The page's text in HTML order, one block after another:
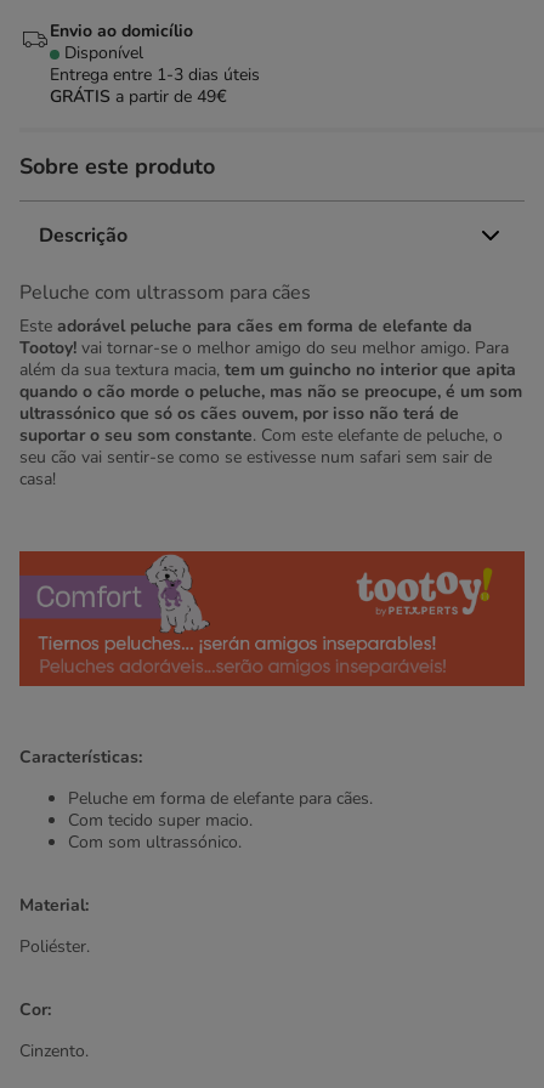
Envio ao domicílio
Disponível
Entrega entre 1-3 dias úteis
GRÁTIS a partir de 49€
Sobre este produto
Descrição
Peluche com ultrassom para cães
Este adorável peluche para cães em forma de elefante da
Tootoy! vai tornar-se o melhor amigo do seu melhor amigo. Para
além da sua textura macia, tem um guincho no interior que apita
quando o cão morde o peluche, mas não se preocupe, é um som
ultrassónico que só os cães ouvem, por isso não terá de
suportar o seu som constante. Com este elefante de peluche, o
seu cão vai sentir-se como se estivesse num safari sem sair de
casa!
Características:
Peluche em forma de elefante para cães.
Com tecido super macio.
Com som ultrassónico.
Material:
Poliéster.
Cor:
Cinzento.